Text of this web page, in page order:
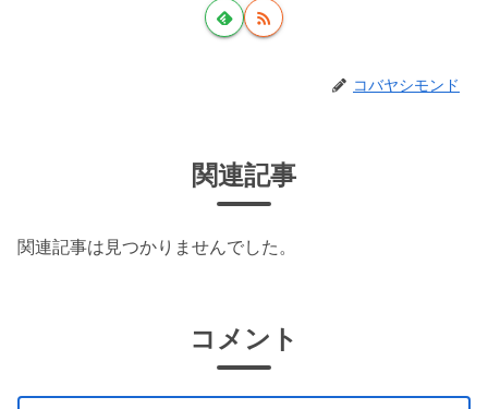
コバヤシモンド
関連記事
関連記事は見つかりませんでした。
コメント